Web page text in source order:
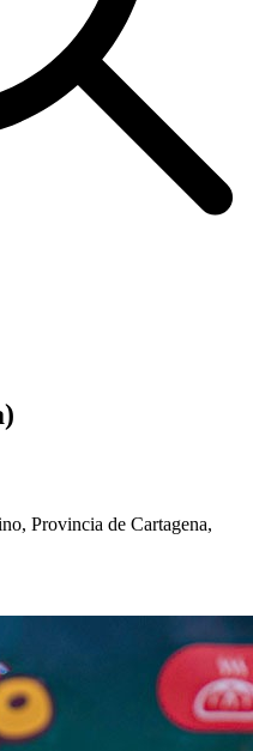
)
Provincia de Cartagena,